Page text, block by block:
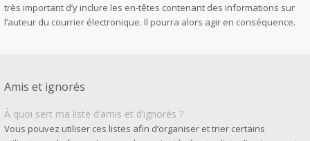
très important d’y inclure les en-têtes contenant des informations sur
l’auteur du courrier électronique. Il pourra alors agir en conséquence.
Amis et ignorés
À quoi sert ma liste d’amis et d’ignorés ?
Vous pouvez utiliser ces listes afin d’organiser et trier certains